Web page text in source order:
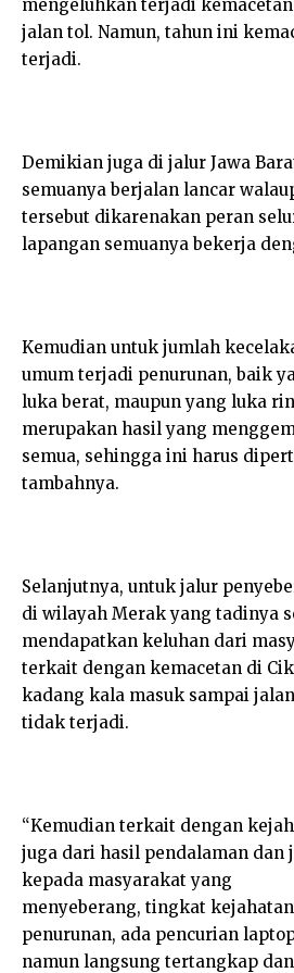
mengeluhkan terjadi
jalan tol. Namun, tahun ini
terjadi.
Demikian juga di jalur Jawa
semuanya berjalan lancar
tersebut dikarenakan peran
lapangan semuanya bekerja
Kemudian untuk jumlah
umum terjadi penurunan, baik
luka berat, maupun yang luka
merupakan hasil yang
semua, sehingga ini harus
tambahnya.
Selanjutnya, untuk jalur
di wilayah Merak yang tadinya
mendapatkan keluhan dari
terkait dengan kemacetan di
kadang kala masuk sampai
tidak terjadi.
“Kemudian terkait dengan
juga dari hasil pendalaman dan
kepada masyarakat yang
menyeberang, tingkat
penurunan, ada pencurian
namun langsung tertangkap